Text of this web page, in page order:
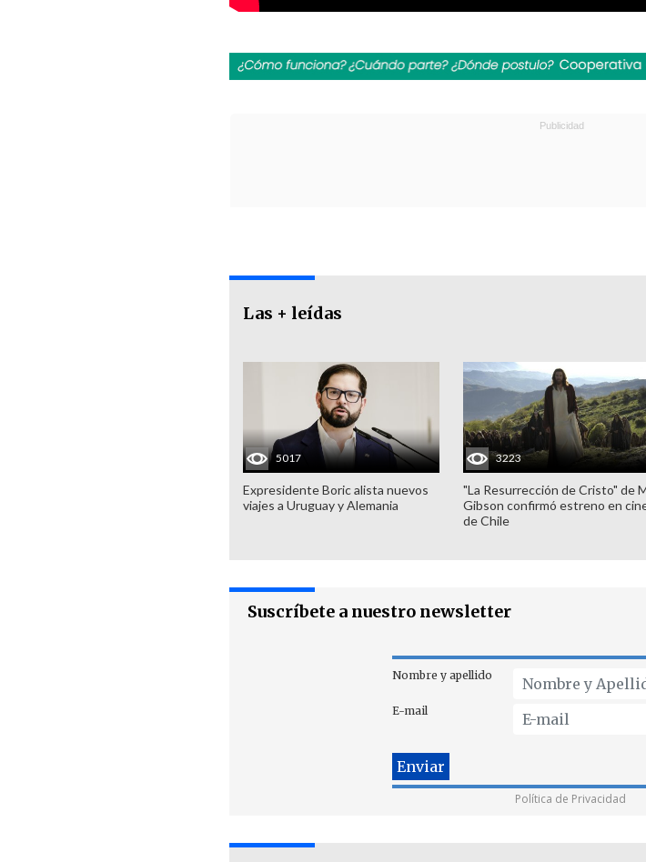
Las + leídas
5017
Expresidente Boric alista nuevos
viajes a Uruguay y Alemania
3223
"La Resurrección de Cristo" de
Gibson confirmó estreno en
de Chile
Suscríbete a nuestro newsletter
Nombre y apellido
E-mail
Política de Privacidad